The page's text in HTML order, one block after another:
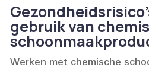
gebruik van
Werken met chemische